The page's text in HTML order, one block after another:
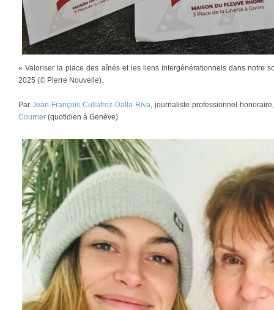
« Valoriser la place des aînés et les liens intergénérationnels dans notre
2025 (© Pierre Nouvelle).
Par Jean-François Cullafroz-Dalla Riva, journaliste professionnel
Courrier (quotidien à Genève)